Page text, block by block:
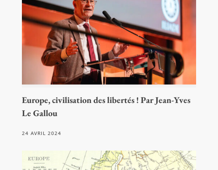
Europe, civilisation des libertés ! Par Jean-Yves
Le Gallou
24 AVRIL 2024